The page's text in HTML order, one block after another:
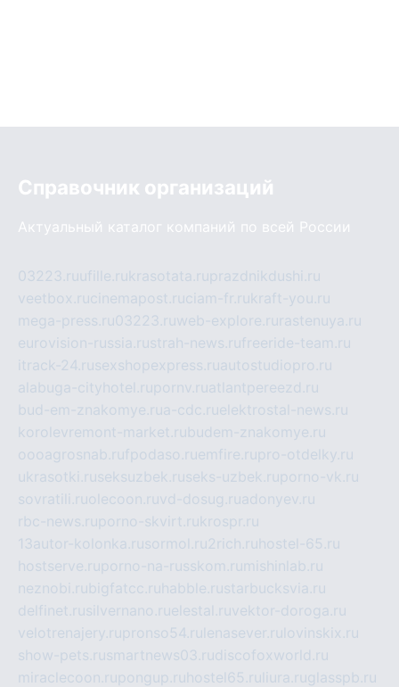
Справочник организаций
Актуальный каталог компаний по всей России
03223.ruufille.rukrasotata.ruprazdnikdushi.ru
veetbox.rucinemapost.ruciam-fr.rukraft-you.ru
mega-press.ru03223.ruweb-explore.ru rastenuya.ru
eurovision-russia.rustrah-news.rufreeride-team.ru
itrack-24.rusexshopexpress.ruautostudiopro.ru
alabuga-cityhotel.rupornv.ruatlantpereezd.ru
bud-em-znakomye.rua-cdc.ruelektrostal-news.ru
korolevremont-market.rubudem-znakomye.ru
oooagrosnab.rufpodaso.ruemfire.rupro-otdelky.ru
ukrasotki.ruseksuzbek.ruseks-uzbek.ruporno-vk.ru
sovratili.ruolecoon.ruvd-dosug.ruadonyev.ru
rbc-news.ruporno-skvirt.rukrospr.ru
13autor-kolonka.rusormol.ru2rich.ru hostel-65.ru
hostserve.ruporno-na-russkom.ru mishinlab.ru
neznobi.rubigfatcc.ru habble.rustarbucksvia.ru
delfinet.rusilvernano.ruelestal.ruvektor-doroga.ru
velotrenajery.rupronso54.ru lenasever.ru lovinskix.ru
show-pets.rusmartnews03.rudiscofoxworld.ru
miraclecoon.rupongup.ru hostel65.ru liura.ruglasspb.ru